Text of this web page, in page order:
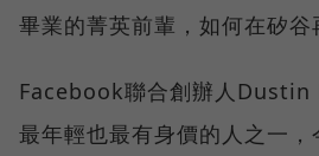
畢業的菁英前輩，如何在矽谷
Facebook聯合創辦人
最年輕也最有身價的人之一